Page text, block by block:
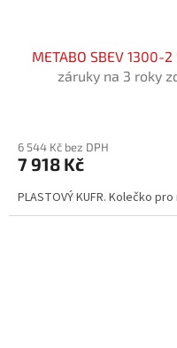
METABO SBEV 1300-
záruky na 3 roky
6 544 Kč bez DPH
7 918 Kč
PLASTOVÝ KUFR. Kolečko